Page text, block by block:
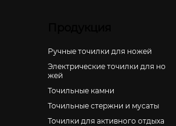
Ручные точилки для ножей
Электрические точилки для но
жей
Точильные камни
Точильные стержни и мусаты
Точилки для активного отдыха